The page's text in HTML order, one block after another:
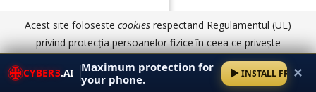
Sunt 2 rugaciuni pentru mame:
pentru fiu si pentru fiica
CYBER3.AI Maximum protection for
your phone.
INSTALL FREE✕
Cei 2 Sfinţi mari
care ajută imediat
la găsirea unui loc
bun de muncă! Ce
trebuie să faci:
Acest site foloseste cookies respectand Regulamentul (UE)
privind protecția persoanelor fizice în ceea ce privește
prelucrarea datelor cu caracter personal și privind libera
circulație a acestor date.
Detalii aici